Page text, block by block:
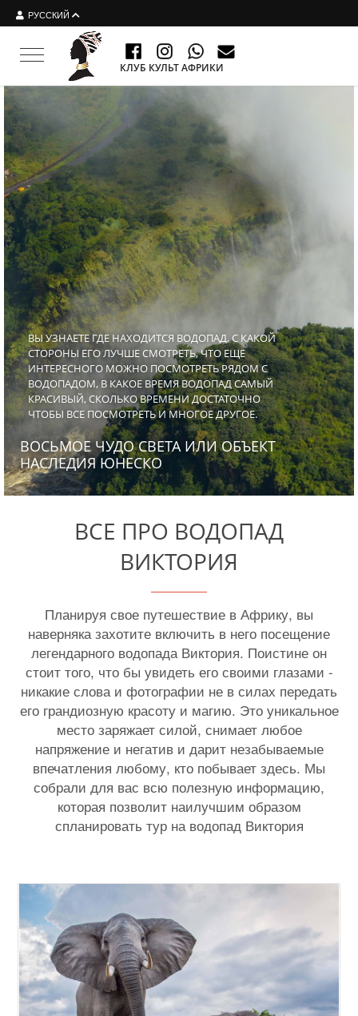
РУССКИЙ
Toggle navigation
КЛУБ КУЛЬТ АФРИКИ
ВЫ УЗНАЕТЕ ГДЕ НАХОДИТСЯ ВОДОПАД, С КАКОЙ
СТОРОНЫ ЕГО ЛУЧШЕ СМОТРЕТЬ, ЧТО ЕЩЕ
ИНТЕРЕСНОГО МОЖНО ПОСМОТРЕТЬ РЯДОМ С
ВОДОПАДОМ, В КАКОЕ ВРЕМЯ ВОДОПАД САМЫЙ
КРАСИВЫЙ, СКОЛЬКО ВРЕМЕНИ ДОСТАТОЧНО
ЧТОБЫ ВСЕ ПОСМОТРЕТЬ И МНОГОЕ ДРУГОЕ.
ВОСЬМОЕ ЧУДО СВЕТА ИЛИ ОБЪЕКТ
НАСЛЕДИЯ ЮНЕСКО
ВСЕ ПРО ВОДОПАД
ВИКТОРИЯ
Планируя свое путешествие в Африку, вы
наверняка захотите включить в него посещение
легендарного водопада Виктория. Поистине он
стоит того, что бы увидеть его своими глазами -
никакие слова и фотографии не в силах передать
его грандиозную красоту и магию. Это уникальное
место заряжает силой, снимает любое
напряжение и негатив и дарит незабываемые
впечатления любому, кто побывает здесь. Мы
собрали для вас всю полезную информацию,
которая позволит наилучшим образом
спланировать тур на водопад Виктория